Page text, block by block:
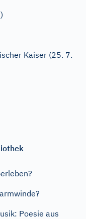
Kaiser (25. 7.
Poesie aus